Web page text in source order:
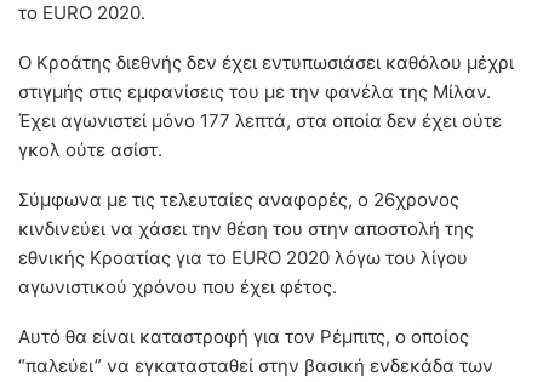
το EURO 2020.
O Κροάτης διεθνής δεν έχει εντυπωσιάσει καθόλου μέχρι
στιγμής στις εμφανίσεις του με την φανέλα της Μίλαν.
Έχει αγωνιστεί μόνο 177 λεπτά, στα οποία δεν έχει ούτε
γκολ ούτε ασίστ.
Σύμφωνα με τις τελευταίες αναφορές, ο 26χρονος
κινδινεύει να χάσει την θέση του στην αποστολή της
εθνικής Κροατίας για το EURO 2020 λόγω του λίγου
αγωνιστικού χρόνου που έχει φέτος.
Αυτό θα είναι καταστροφή για τον Ρέμπιτς, ο οποίος
“παλεύει” να εγκατασταθεί στην βασική ενδεκάδα των